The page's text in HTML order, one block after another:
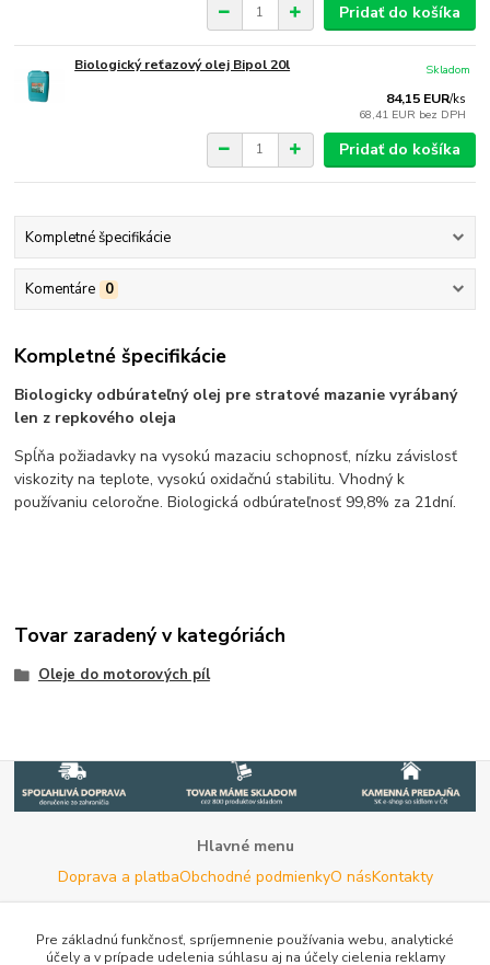
Pridať do košíka
Biologický reťazový olej Bipol 20l
84,15 EUR/ks
68,41 EUR bez DPH
Skladom
Pridať do košíka
Kompletné špecifikácie
Komentáre 0
Kompletné špecifikácie
Biologicky odbúrateľný olej pre stratové mazanie vyrábaný
len z repkového oleja
Spĺňa požiadavky na vysokú mazaciu schopnosť, nízku závislosť
viskozity na teplote, vysokú oxidačnú stabilitu. Vhodný k
používaniu celoročne. Biologická odbúrateľnosť 99,8% za 21dní.
Tovar zaradený v kategóriách
Oleje do motorových píl
Hlavné menu
Doprava a platbaObchodné podmienkyO násKontakty
Potrebujete poradiť s výberom?
Neváhajte nás kontaktovať.
Pre základnú funkčnosť, spríjemnenie používania webu, analytické
účely a v prípade udelenia súhlasu aj na účely cielenia reklamy